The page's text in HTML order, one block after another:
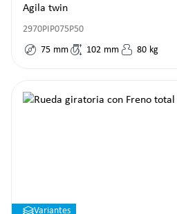
Agila twin
2970PIP075P50
75 mm 102 mm 80 kg
Variantes